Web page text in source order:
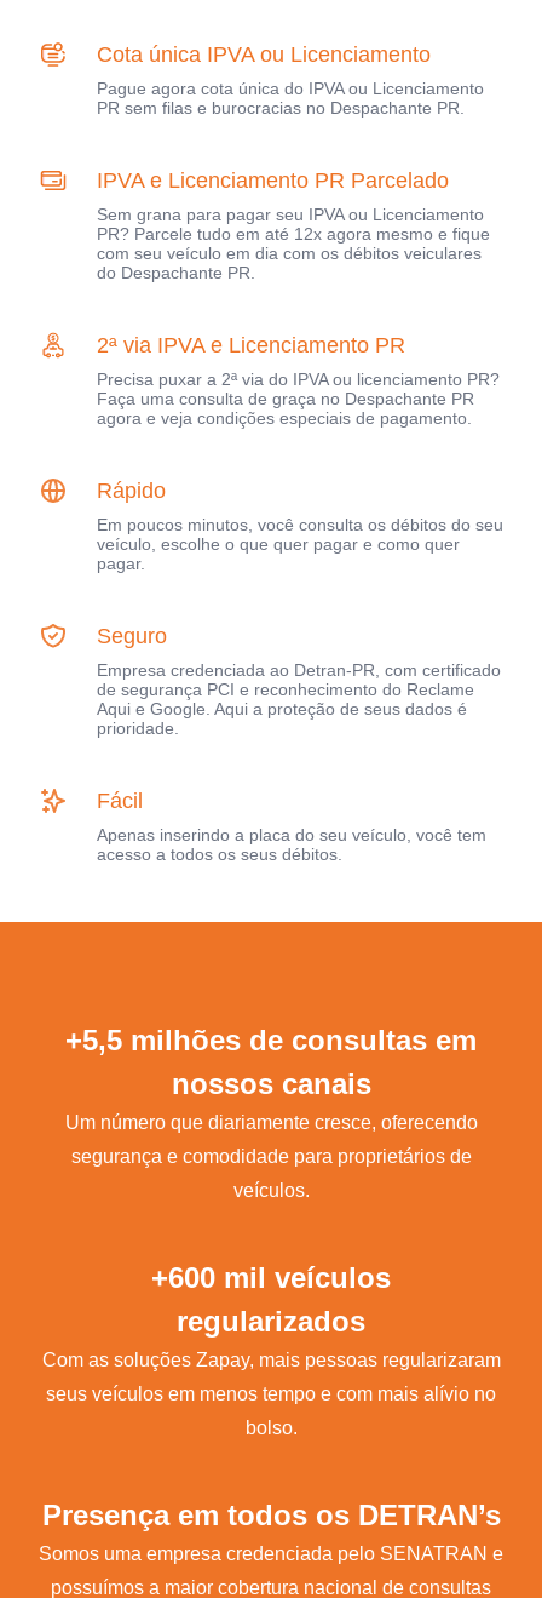
Cota única IPVA ou Licenciamento
Pague agora cota única do IPVA ou Licenciamento
PR sem filas e burocracias no Despachante PR.
IPVA e Licenciamento PR Parcelado
Sem grana para pagar seu IPVA ou Licenciamento
PR? Parcele tudo em até 12x agora mesmo e fique
com seu veículo em dia com os débitos veiculares
do Despachante PR.
2ª via IPVA e Licenciamento PR
Precisa puxar a 2ª via do IPVA ou licenciamento PR?
Faça uma consulta de graça no Despachante PR
agora e veja condições especiais de pagamento.
Rápido
Em poucos minutos, você consulta os débitos do seu
veículo, escolhe o que quer pagar e como quer
pagar.
Seguro
Empresa credenciada ao Detran-PR, com certificado
de segurança PCI e reconhecimento do Reclame
Aqui e Google. Aqui a proteção de seus dados é
prioridade.
Fácil
Apenas inserindo a placa do seu veículo, você tem
acesso a todos os seus débitos.
+5,5 milhões de consultas em
nossos canais
Um número que diariamente cresce, oferecendo
segurança e comodidade para proprietários de
veículos.
+600 mil veículos
regularizados
Com as soluções Zapay, mais pessoas regularizaram
seus veículos em menos tempo e com mais alívio no
bolso.
Presença em todos os DETRAN’s
Somos uma empresa credenciada pelo SENATRAN e
possuímos a maior cobertura nacional de consultas